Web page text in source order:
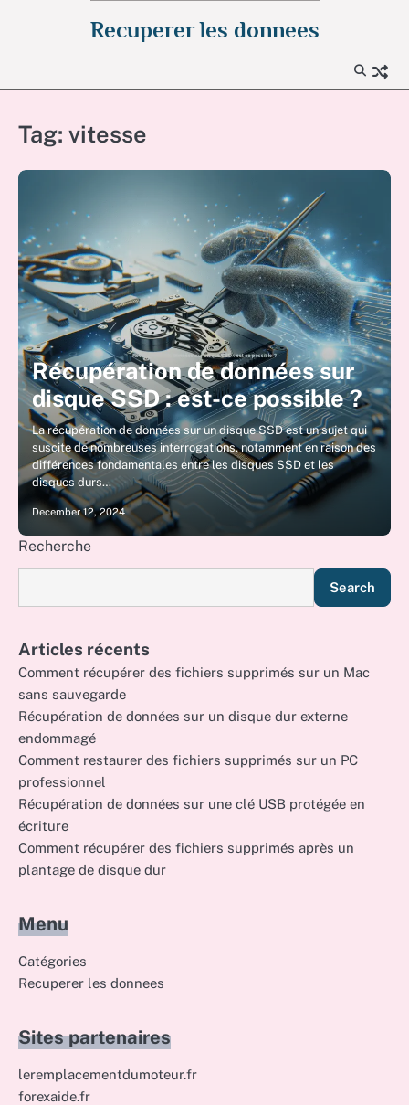
Recuperer les donnees
Tag: vitesse
Récupération de données sur
disque SSD : est-ce possible ?
La récupération de données sur un disque SSD est un sujet qui
suscite de nombreuses interrogations, notamment en raison des
différences fondamentales entre les disques SSD et les
disques durs…
December 12, 2024
Recherche
Search
Articles récents
Comment récupérer des fichiers supprimés sur un Mac
sans sauvegarde
Récupération de données sur un disque dur externe
endommagé
Comment restaurer des fichiers supprimés sur un PC
professionnel
Récupération de données sur une clé USB protégée en
écriture
Comment récupérer des fichiers supprimés après un
plantage de disque dur
Menu
Catégories
Recuperer les donnees
Sites partenaires
leremplacementdumoteur.fr
forexaide.fr